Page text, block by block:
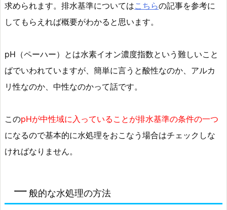
求められます。排水基準についてはこちらの記事を参考に
してもらえれば概要がわかると思います。
pH（ペーハー）とは水素イオン濃度指数という難しいこと
ばでいわれていますが、簡単に言うと酸性なのか、アルカ
リ性なのか、中性なのかって話です。
このpHが中性域に入っていることが排水基準の条件の一つ
になるので基本的に水処理をおこなう場合はチェックしな
ければなりません。
一般的な水処理の方法